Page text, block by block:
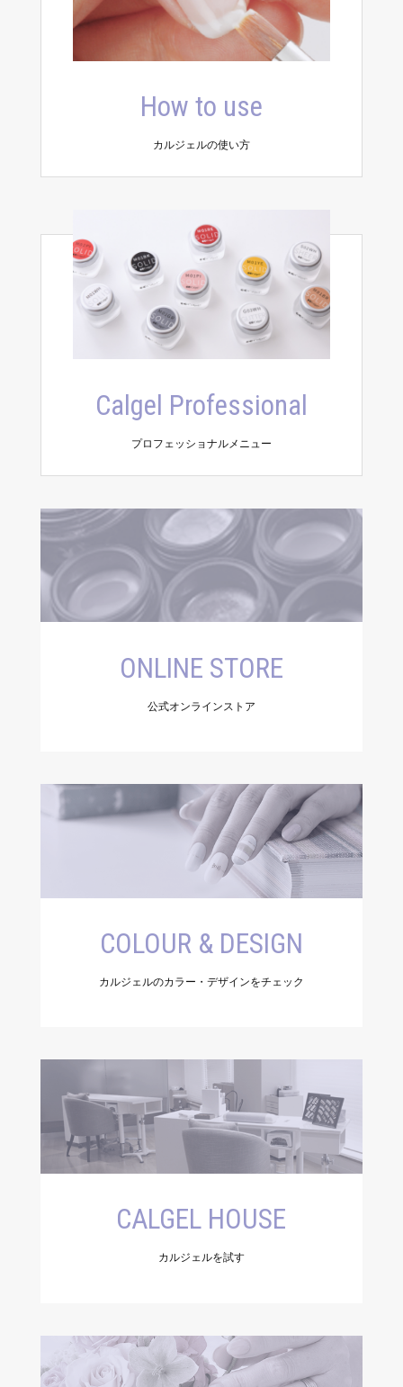
How to use
カルジェルの使い方
Calgel Professional
プロフェッショナルメニュー
ONLINE STORE
公式オンラインストア
COLOUR & DESIGN
カルジェルのカラー・デザインをチェック
CALGEL HOUSE
カルジェルを試す